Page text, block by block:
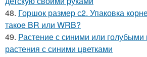
48. Горшок размер с2. Упаковка
такое BR или WRB?
49. Растение с синими или голубыми
растения с синими цветками